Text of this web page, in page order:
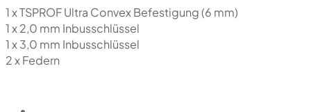
1 x TSPROF Ultra Convex Befestigung (6 mm)
1 x 2,0 mm Inbusschlüssel
1 x 3,0 mm Inbusschlüssel
2 x Federn